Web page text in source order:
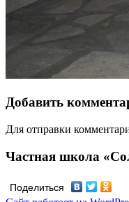
Добавить
Для отправки
Частная школа
Поделиться